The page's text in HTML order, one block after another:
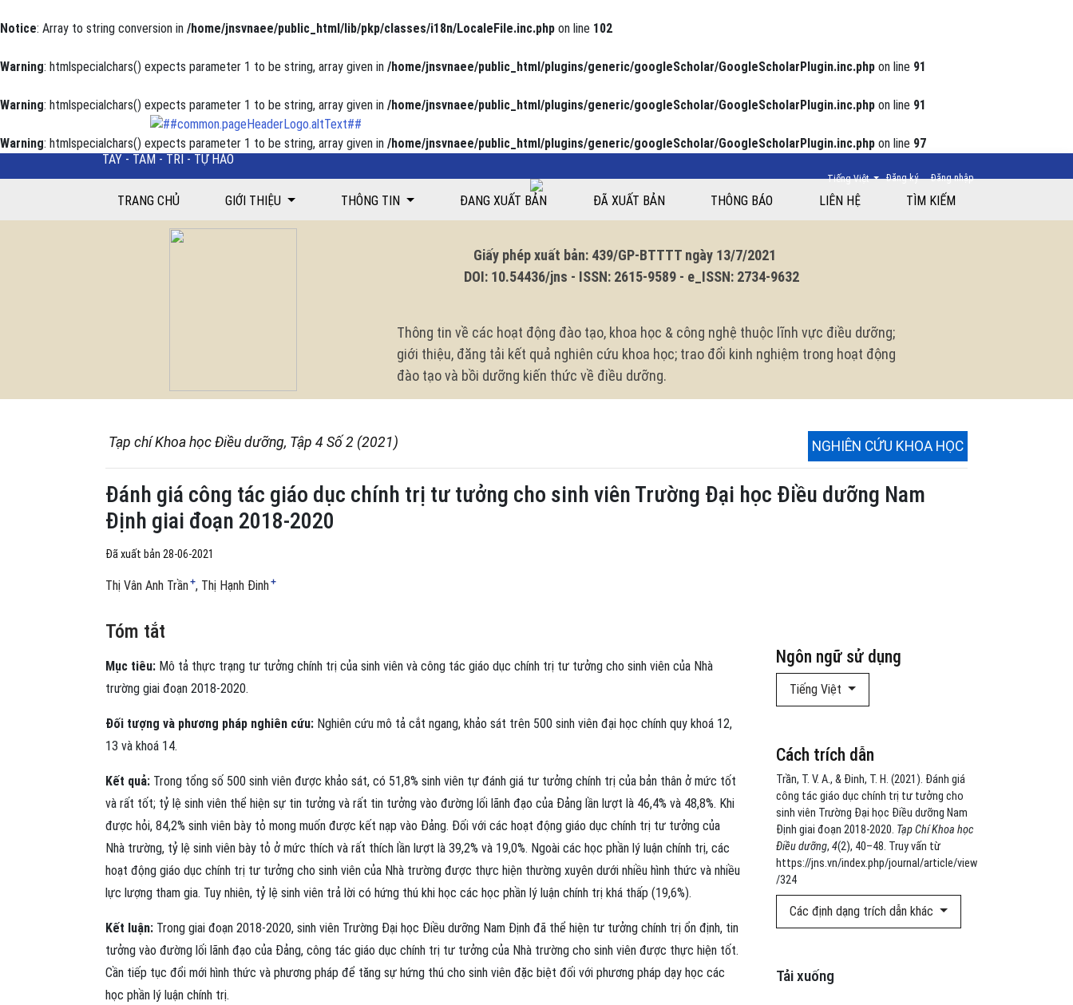
Notice: Array to string conversion in /home/jnsvnaee/public_html/lib/pkp/classes/i18n/LocaleFile.inc.php on line 102
Warning: htmlspecialchars() expects parameter 1 to be string, array given in /home/jnsvnaee/public_html/plugins/generic/googleScholar/GoogleScholarPlugin.inc.php on line 91
Warning: htmlspecialchars() expects parameter 1 to be string, array given in /home/jnsvnaee/public_html/plugins/generic/googleScholar/GoogleScholarPlugin.inc.php on line 91
Warning: htmlspecialchars() expects parameter 1 to be string, array given in /home/jnsvnaee/public_html/plugins/generic/googleScholar/GoogleScholarPlugin.inc.php on line 97
Đánh giá công tác giáo dục chính trị tư tưởng cho sinh viên Trường Đại học Điều dưỡng Nam Định giai đoạn 2018-2020
TAY - TÂM - TRÍ - TỰ HÀO
Đăng ký Đăng nhập
Thay đổi ngôn ngữ. Ngôn ngữ hiện tại là:
Tiếng Việt
TRANG CHỦ GIỚI THIỆU THÔNG TIN ĐANG XUẤT BẢN ĐÃ XUẤT BẢN THÔNG BÁO LIÊN HỆ TÌM KIẾM
Giấy phép xuất bản: 439/GP-BTTTT ngày 13/7/2021
DOI: 10.54436/jns - ISSN: 2615-9589 - e_ISSN: 2734-9632
Thông tin về các hoạt động đào tạo, khoa học & công nghệ thuộc lĩnh vực điều dưỡng;
giới thiệu, đăng tải kết quả nghiên cứu khoa học; trao đổi kinh nghiệm trong hoạt động
đào tạo và bồi dưỡng kiến thức về điều dưỡng.
Tạp chí Khoa học Điều dưỡng, Tập 4 Số 2 (2021) NGHIÊN CỨU KHOA HỌC
Đánh giá công tác giáo dục chính trị tư tưởng cho sinh viên Trường Đại học Điều dưỡng Nam
Định giai đoạn 2018-2020
Đã xuất bản 28-06-2021
Thị Vân Anh Trần+ Thị Hạnh Đinh+
Ngôn ngữ sử dụng
Tiếng Việt
Cách trích dẫn
Trần, T. V. A., & Đinh, T. H. (2021). Đánh giá
công tác giáo dục chính trị tư tưởng cho
sinh viên Trường Đại học Điều dưỡng Nam
Định giai đoạn 2018-2020. Tạp Chí Khoa học
Điều dưỡng, 4(2), 40–48. Truy vấn từ
https://jns.vn/index.php/journal/article/view
/324
Các định dạng trích dẫn khác
Tải xuống
Tóm tắt
Mục tiêu: Mô tả thực trạng tư tưởng chính trị của sinh viên và công tác giáo dục chính trị tư tưởng cho sinh viên của Nhà
trường giai đoạn 2018-2020.
Đối tượng và phương pháp nghiên cứu: Nghiên cứu mô tả cắt ngang, khảo sát trên 500 sinh viên đại học chính quy khoá 12,
13 và khoá 14.
Kết quả: Trong tổng số 500 sinh viên được khảo sát, có 51,8% sinh viên tự đánh giá tư tưởng chính trị của bản thân ở mức tốt
và rất tốt; tỷ lệ sinh viên thể hiện sự tin tưởng và rất tin tưởng vào đường lối lãnh đạo của Đảng lần lượt là 46,4% và 48,8%. Khi
được hỏi, 84,2% sinh viên bày tỏ mong muốn được kết nạp vào Đảng. Đối với các hoạt động giáo dục chính trị tư tưởng của
Nhà trường, tỷ lệ sinh viên bày tỏ ở mức thích và rất thích lần lượt là 39,2% và 19,0%. Ngoài các học phần lý luận chính trị, các
hoạt động giáo dục chính trị tư tưởng cho sinh viên của Nhà trường được thực hiện thường xuyên dưới nhiều hình thức và nhiều
lực lượng tham gia. Tuy nhiên, tỷ lệ sinh viên trả lời có hứng thú khi học các học phần lý luận chính trị khá thấp (19,6%).
Kết luận: Trong giai đoạn 2018-2020, sinh viên Trường Đại học Điều dưỡng Nam Định đã thể hiện tư tưởng chính trị ổn định, tin
tưởng vào đường lối lãnh đạo của Đảng, công tác giáo dục chính trị tư tưởng của Nhà trường cho sinh viên được thực hiện tốt.
Cần tiếp tục đổi mới hình thức và phương pháp để tăng sự hứng thú cho sinh viên đặc biệt đối với phương pháp dạy học các
học phần lý luận chính trị.